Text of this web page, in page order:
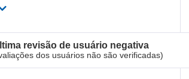
revisão de usuário negativa
dos usuários não são verificadas)